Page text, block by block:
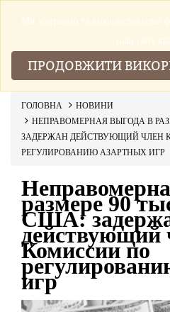
ГОЛОВНА
НОВИНИ
НЕПРАВОМЕРНАЯ ВЫГОДА В
ЗАДЕРЖАН ДЕЙСТВУЮЩИЙ ЧЛЕН
РЕГУЛИРОВАНИЮ АЗАРТНЫХ ИГР
размере 90
США:
действующий
Комиссии по
игр
Ми збираемо та використовуемо
наш сайт
ПРОДОВЖИТИ